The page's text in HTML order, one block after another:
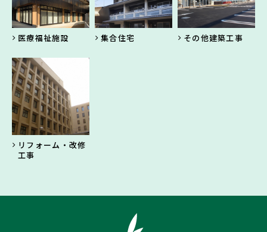
医療福祉施設 集合住宅 その他建築工事
リフォーム・改修
工事